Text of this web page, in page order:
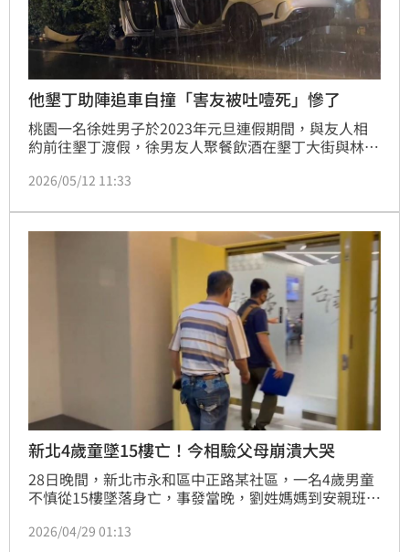
他墾丁助陣追車自撞「害友被吐噎死」慘了
桃園一名徐姓男子於2023年元旦連假期間，與友人相
約前往墾丁渡假，徐男友人聚餐飲酒在墾丁大街與林姓
好友助陣。在南灣路段發現對方蹤跡後，展開飛車追
詹男傷重死亡：屏東地方法院審理後，依酒駕致人與死
罪，判處徐男1年10月。可上訴。
2026/05/12 11:33
新北4歲童墜15樓亡！今相驗父母崩潰大哭
28日晚間，新北市永和區中正路某社區，一名4歲男童
不慎從15樓墜落身亡，事發當晚，劉姓媽媽到安親班接
媽，自行打開氣密窗，不慎從高處墜落。今（29日）中
2026/04/29 01:13